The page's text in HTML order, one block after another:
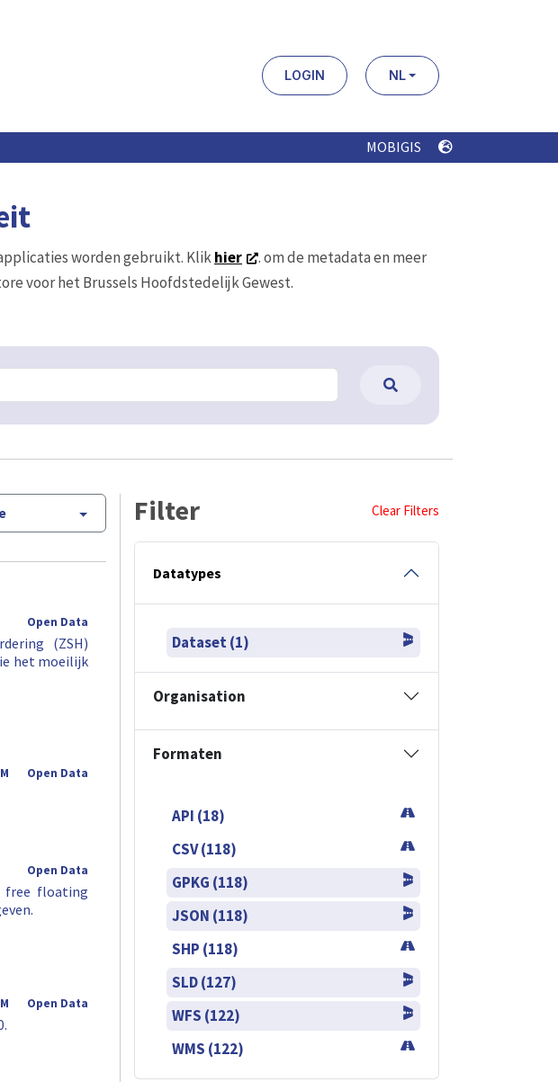
LOGIN NL
MOBIGIS
worden gebruikt. Klikhier
. om de metadata en meer
voor het Brussels Hoofdstedelijk Gewest.
Open Data
(ZSH)
het moeilijk
Open Data
Open Data
free floating
Open Data
Filter Clear Filters
Datatypes
Dataset (1)
Organisation
Formaten
API (18)
CSV (118)
GPKG (118)
JSON (118)
SHP (118)
SLD (127)
WFS (122)
WMS (122)